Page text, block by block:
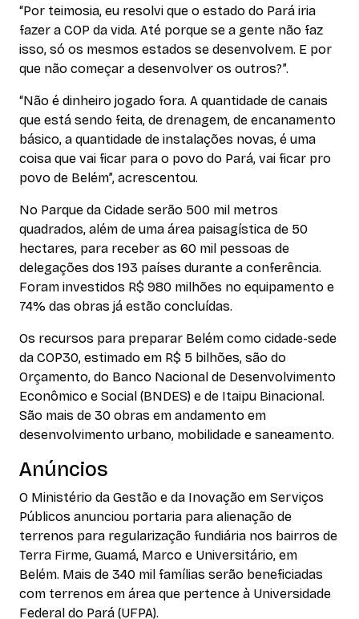
“Por teimosia, eu resolvi que o estado do Pará iria
fazer a COP da vida. Até porque se a gente não faz
isso, só os mesmos estados se desenvolvem. E por
que não começar a desenvolver os outros?”.
“Não é dinheiro jogado fora. A quantidade de canais
que está sendo feita, de drenagem, de encanamento
básico, a quantidade de instalações novas, é uma
coisa que vai ficar para o povo do Pará, vai ficar pro
povo de Belém”, acrescentou.
No Parque da Cidade serão 500 mil metros
quadrados, além de uma área paisagística de 50
hectares, para receber as 60 mil pessoas de
delegações dos 193 países durante a conferência.
Foram investidos R$ 980 milhões no equipamento e
74% das obras já estão concluídas.
Os recursos para preparar Belém como cidade-sede
da COP30, estimado em R$ 5 bilhões, são do
Orçamento, do Banco Nacional de Desenvolvimento
Econômico e Social (BNDES) e de Itaipu Binacional.
São mais de 30 obras em andamento em
desenvolvimento urbano, mobilidade e saneamento.
Anúncios
O Ministério da Gestão e da Inovação em Serviços
Públicos anunciou portaria para alienação de
terrenos para regularização fundiária nos bairros de
Terra Firme, Guamá, Marco e Universitário, em
Belém. Mais de 340 mil famílias serão beneficiadas
com terrenos em área que pertence à Universidade
Federal do Pará (UFPA).